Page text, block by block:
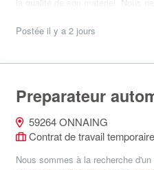
Postée il y a 2 jours
Preparateur
59264 ONNAING
Contrat de travail temporaire
Nous sommes à la recherche